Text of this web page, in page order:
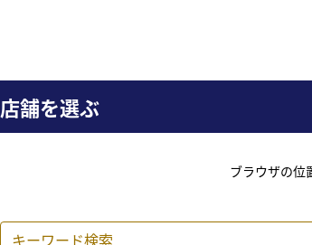
店舗を選ぶ
ブラウザの位